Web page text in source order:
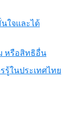
ใจและได้
หรือสิทธิอื่น
รู้ในประเทศไทย